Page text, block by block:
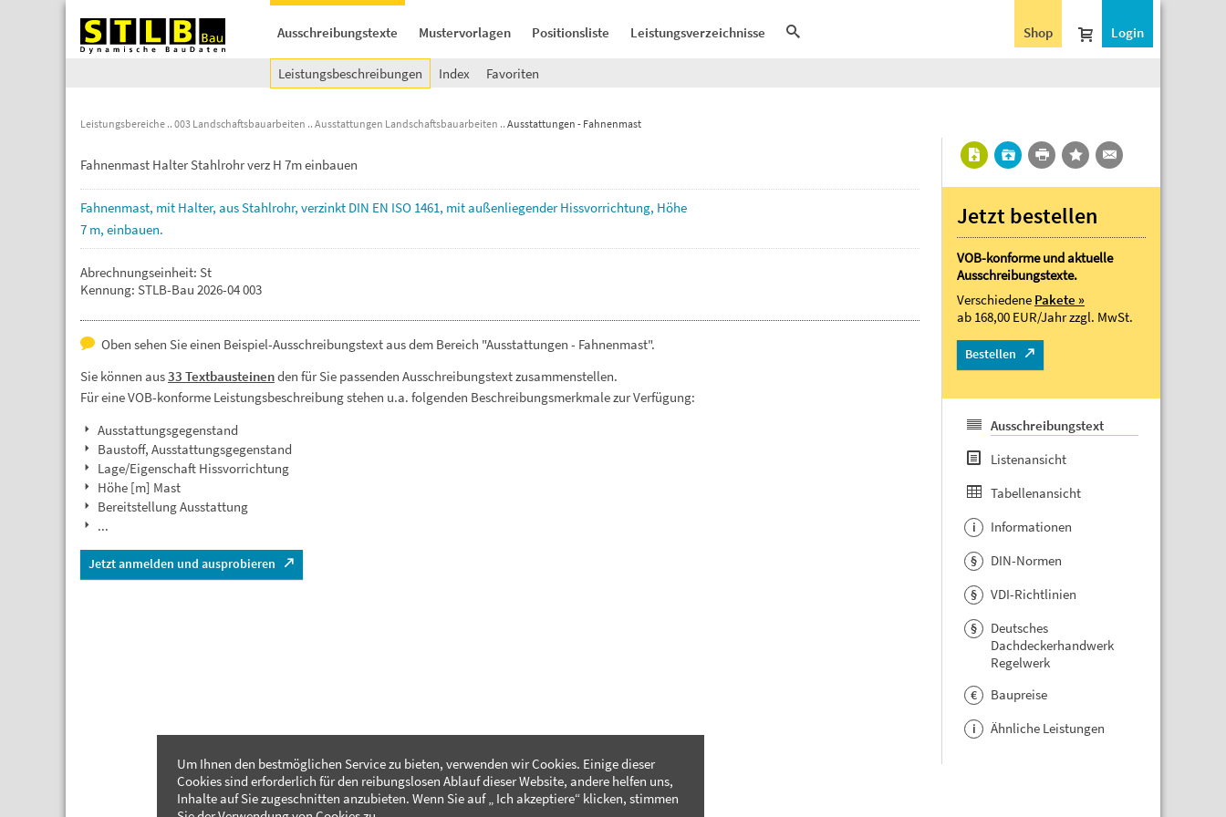
Ausschreibungstexte Mustervorlagen Positionsliste Leistungsverzeichnisse Login
Shop
Leistungsbeschreibungen Index Favoriten
Leistungsbereiche 003 Landschaftsbauarbeiten Ausstattungen Landschaftsbauarbeiten Ausstattungen - Fahnenmast
Fahnenmast Halter Stahlrohr verz H 7m einbauen
Fahnenmast, mit Halter, ausStahlrohr, verzinkt DIN EN ISO 1461, mitaußenliegenderHissvorrichtung, Höhe
7 m, einbauen.
Abrechnungseinheit: St
Kennung: STLB-Bau 2026-04 003
Oben sehen Sie einen Beispiel-Ausschreibungstext aus dem Bereich "Ausstattungen - Fahnenmast".
Sie können aus33 Textbausteinenden für Sie passenden Ausschreibungstext zusammenstellen.
Für eine VOB-konforme Leistungsbeschreibung stehen u.a. folgenden Beschreibungsmerkmale zur Verfügung:
Ausstattungsgegenstand
Baustoff, Ausstattungsgegenstand
Lage/Eigenschaft Hissvorrichtung
Höhe [m] Mast
Bereitstellung Ausstattung
...
Jetzt anmelden und ausprobieren
Jetzt bestellen
VOB-konforme und aktuelle
Ausschreibungstexte.
Verschiedene Pakete »
ab 168,00 EUR/Jahrzzgl. MwSt.
Bestellen
Ausschreibungstext
Listenansicht
Tabellenansicht
i Informationen
§ DIN-Normen
§ VDI-Richtlinien
§
Deutsches
Dachdeckerhandwerk
Regelwerk
€ Baupreise
i Ähnliche Leistungen
Um Ihnen den bestmöglichen Service zu bieten, verwenden wir Cookies. Einige dieser
Cookies sind erforderlich für den reibungslosen Ablauf dieser Website, andere helfen uns,
Inhalte auf Sie zugeschnitten anzubieten. Wenn Sie auf „ Ich akzeptiere“ klicken, stimmen